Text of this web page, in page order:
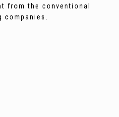
from the conventional
companies.